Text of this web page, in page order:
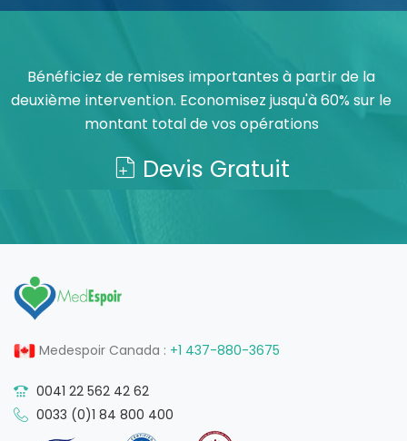
Bénéficiez de remises importantes à partir de la
deuxième intervention. Economisez jusqu'à 60% sur le
montant total de vos opérations
Devis Gratuit
Medespoir Canada : +1 437-880-3675
0041 22 562 42 62
0033 (0)1 84 800 400